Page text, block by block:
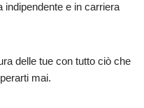
indipendente e in carriera
delle tue con tutto ciò che
mai.